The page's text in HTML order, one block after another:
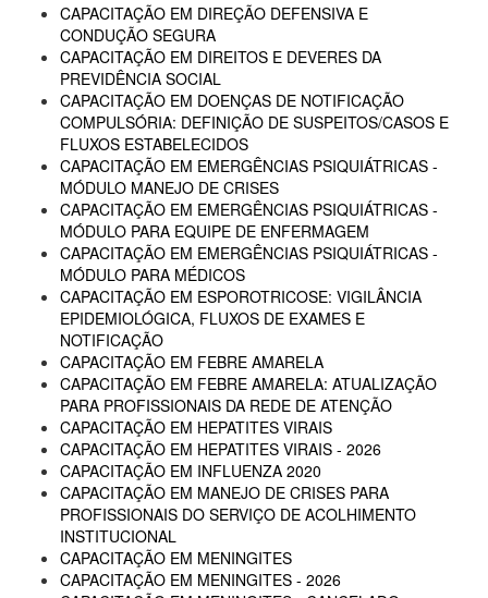
CAPACITAÇÃO EM DIREÇÃO DEFENSIVA E
CONDUÇÃO SEGURA
CAPACITAÇÃO EM DIREITOS E DEVERES DA
PREVIDÊNCIA SOCIAL
CAPACITAÇÃO EM DOENÇAS DE NOTIFICAÇÃO
COMPULSÓRIA: DEFINIÇÃO DE SUSPEITOS/CASOS E
FLUXOS ESTABELECIDOS
CAPACITAÇÃO EM EMERGÊNCIAS PSIQUIÁTRICAS -
MÓDULO MANEJO DE CRISES
CAPACITAÇÃO EM EMERGÊNCIAS PSIQUIÁTRICAS -
MÓDULO PARA EQUIPE DE ENFERMAGEM
CAPACITAÇÃO EM EMERGÊNCIAS PSIQUIÁTRICAS -
MÓDULO PARA MÉDICOS
CAPACITAÇÃO EM ESPOROTRICOSE: VIGILÂNCIA
EPIDEMIOLÓGICA, FLUXOS DE EXAMES E
NOTIFICAÇÃO
CAPACITAÇÃO EM FEBRE AMARELA
CAPACITAÇÃO EM FEBRE AMARELA: ATUALIZAÇÃO
PARA PROFISSIONAIS DA REDE DE ATENÇÃO
CAPACITAÇÃO EM HEPATITES VIRAIS
CAPACITAÇÃO EM HEPATITES VIRAIS - 2026
CAPACITAÇÃO EM INFLUENZA 2020
CAPACITAÇÃO EM MANEJO DE CRISES PARA
PROFISSIONAIS DO SERVIÇO DE ACOLHIMENTO
INSTITUCIONAL
CAPACITAÇÃO EM MENINGITES
CAPACITAÇÃO EM MENINGITES - 2026